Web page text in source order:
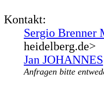
Kontakt:
Sergio Brenner
heidelberg.de>
Jan JOHANNES
Anfragen bitte